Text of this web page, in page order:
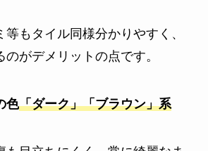
等もタイル同様分かりやすく、
がデメリットの点です。
色「ダーク」「ブラウン」系